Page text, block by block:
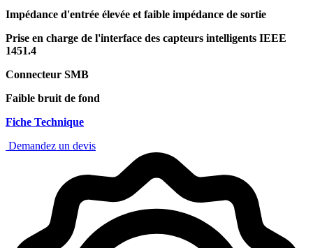
Impédance d'entrée élevée et faible impédance de sortie
Prise en charge de l'interface des capteurs intelligents IEEE
1451.4
Connecteur SMB
Faible bruit de fond
Fiche Technique
Demandez un devis